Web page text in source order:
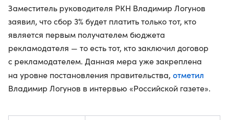
Заместитель руководителя РКН Владимир Логунов
заявил, что сбор 3% будет платить только тот, кто
является первым получателем бюджета
рекламодателя — то есть тот, кто заключил договор
с рекламодателем. Данная мера уже закреплена
на уровне постановления правительства, отметил
Владимир Логунов в интервью «Российской газете».